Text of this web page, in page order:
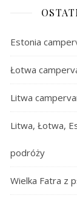
Estonia
Łotwa
Litwa
Litwa, Łotwa,
podróży
Wielka Fatra z